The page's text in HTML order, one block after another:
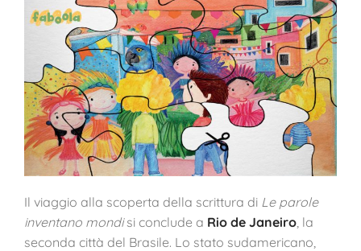
Il viaggio alla scoperta della scrittura di Le parole
inventano mondisi conclude a Rio de Janeiro , la
seconda città del Brasile. Lo stato sudamericano,